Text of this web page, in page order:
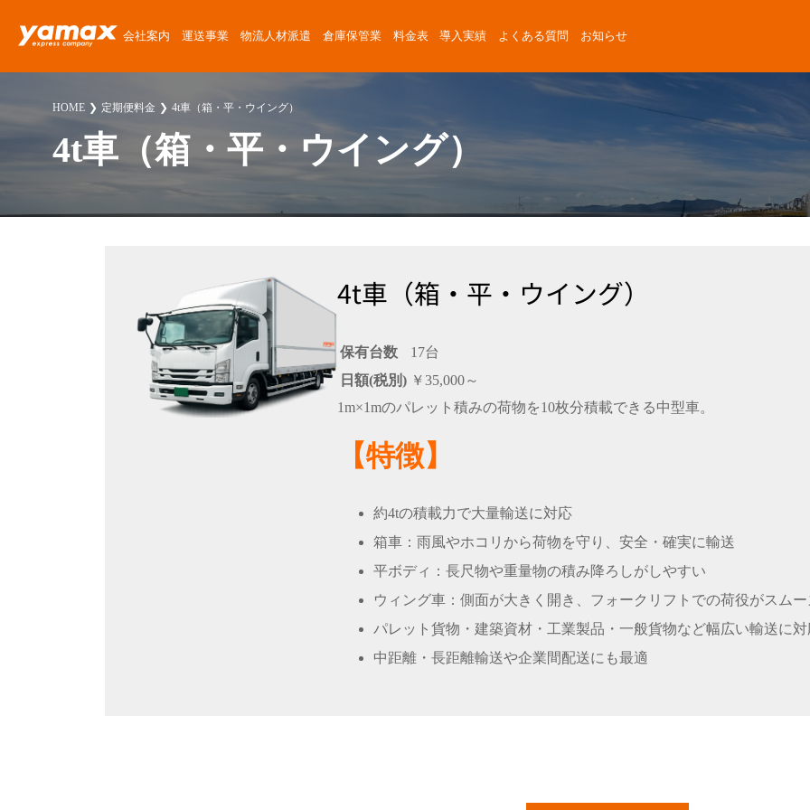
会社案内
会社概要
アクセスマップ
沿革
職場・経営に関する取り組み
スタッフ紹介
プライバシーポリシー
運送事業
運送サービス
楽器運搬
協力会社募集
物流人材派遣
物流人材派遣サービス
倉庫保管業
倉庫保管サービス
倉庫紹介
料金表
定期便料金
チャーター便料金
倉庫保管料金
導入実績
運送委託
楽器運搬
派遣
よくある質問
運送に関する質問
倉庫に関する質問
派遣に関する質問
お知らせ
News Release
ゴーゴーヤマックス!
スタッフブログ
HOME 定期便料金 4t車（箱・平・ウイング）
4t車（箱・平・ウイング）
4t車（箱・平・ウイング）
保有台数
17台
日額(税別) ￥35,000～
1m×1mのパレット積みの荷物を10枚分積載できる中型車。
【特徴】
約4tの積載力で大量輸送に対応
箱車：雨風やホコリから荷物を守り、安全・確実に輸送
平ボディ：長尺物や重量物の積み降ろしがしやすい
ウィング車：側面が大きく開き、フォークリフトでの荷役がスムー
パレット貨物・建築資材・工業製品・一般貨物など幅広い輸送に対
中距離・長距離輸送や企業間配送にも最適